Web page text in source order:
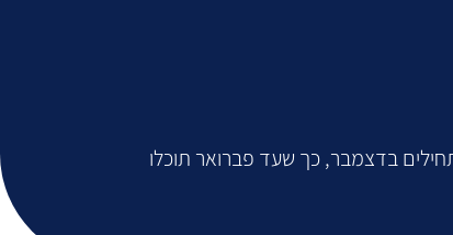
בדצמבר, כך שעד פברואר תוכלו